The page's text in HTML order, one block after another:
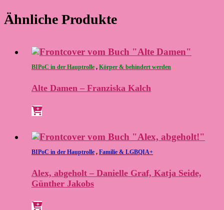
Ähnliche Produkte
BIPoC in der Hauptrolle , Körper & behindert werden
Alte Damen – Franziska Kalch
BIPoC in der Hauptrolle , Familie & LGBQIA+
Alex, abgeholt – Danielle Graf, Katja Seide,
Günther Jakobs